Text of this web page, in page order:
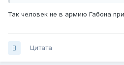
Так человек не в армию Габона
Цитата